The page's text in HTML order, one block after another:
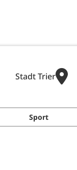
Stadt Trier
Sport